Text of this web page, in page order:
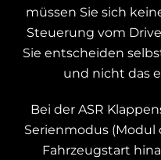
müssen Sie sich
Steuerung vom
Sie entscheiden
und nicht das
Bei der ASR
Serienmodus
Fahrzeugstart